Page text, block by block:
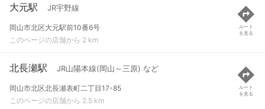
大元駅 JR宇野線
岡山市北区大元駅前10番6号
このページの店舗から 2 km
ルート
を見る
北長瀬駅 JR山陽本線(岡山～三原) など
岡山市北区北長瀬表町二丁目17-85
このページの店舗から 2.5 km
ルート
を見る